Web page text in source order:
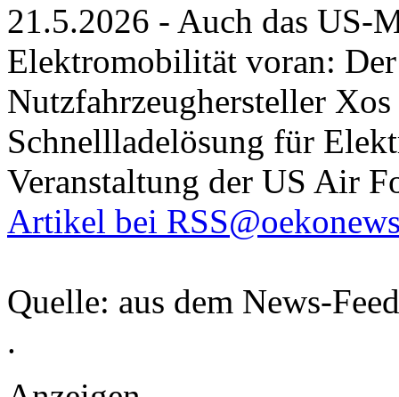
21.5.2026 - Auch das US-
Elektromobilität voran:
Nutzfahrzeughersteller
Schnellladelösung für
Veranstaltung der US Air
Artikel bei
Quelle: aus dem News-
.